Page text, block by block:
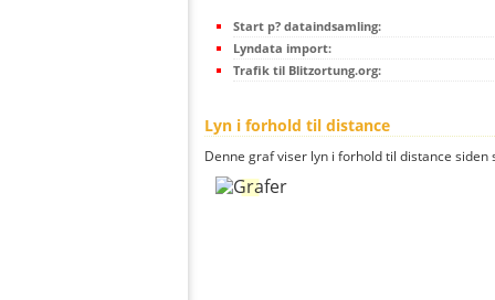
Start p? dataindsamling:
Lyndata import:
Trafik til Blitzortung.org:
Lyn i forhold til distance
Denne graf viser lyn i forhold til distance siden